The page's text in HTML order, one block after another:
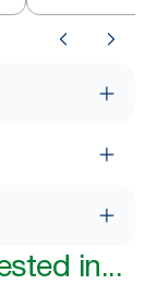
in...